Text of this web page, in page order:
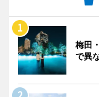
梅田
で異